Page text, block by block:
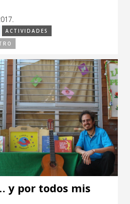
ACTIVIDADES
y por todos mis